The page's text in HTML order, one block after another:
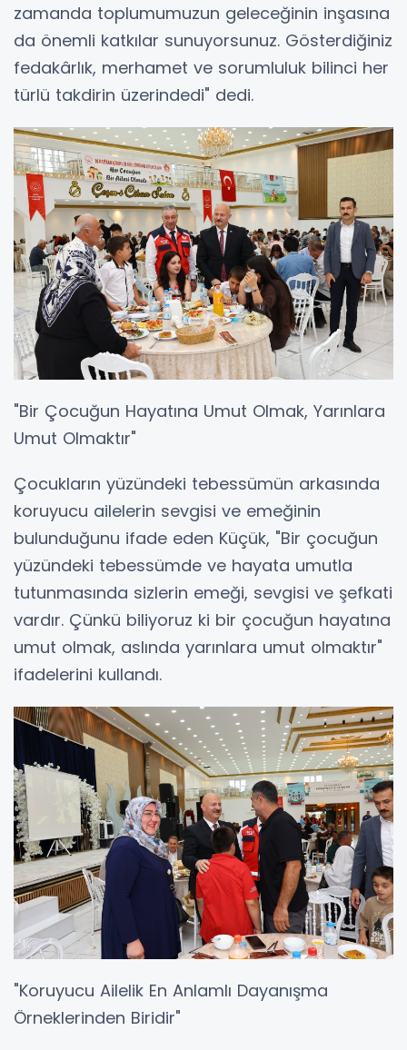
zamanda toplumumuzun geleceğinin inşasına
da önemli katkılar sunuyorsunuz. Gösterdiğiniz
fedakârlık, merhamet ve sorumluluk bilinci her
türlü takdirin üzerindedi" dedi.
"Bir Çocuğun Hayatına Umut Olmak, Yarınlara
Umut Olmaktır"
Çocukların yüzündeki tebessümün arkasında
koruyucu ailelerin sevgisi ve emeğinin
bulunduğunu ifade eden Küçük, "Bir çocuğun
yüzündeki tebessümde ve hayata umutla
tutunmasında sizlerin emeği, sevgisi ve şefkati
vardır. Çünkü biliyoruz ki bir çocuğun hayatına
umut olmak, aslında yarınlara umut olmaktır"
ifadelerini kullandı.
"Koruyucu Ailelik En Anlamlı Dayanışma
Örneklerinden Biridir"